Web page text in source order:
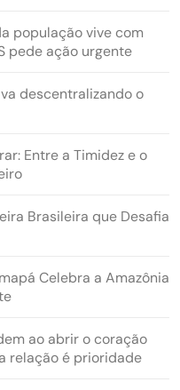
população vive com
pede ação urgente
descentralizando o
Entre a Timidez e o
Brasileira que Desafia
Celebra a Amazônia
ao abrir o coração
relação é prioridade